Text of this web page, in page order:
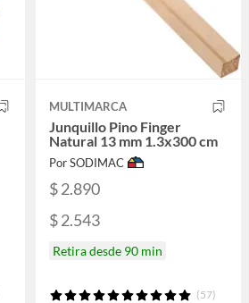
MULTIMARCA
Junquillo Pino Finger
Natural 13 mm 1.3x300 cm
Por SODIMAC
$ 2.890
$ 2.543
Retira desde 90 min
(57)